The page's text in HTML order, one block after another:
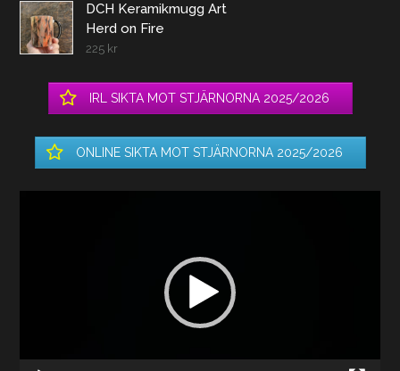
DCH Keramikmugg Art
Herd on Fire
225 kr
IRL SIKTA MOT STJÄRNORNA 2025/2026
ONLINE SIKTA MOT STJÄRNORNA 2025/2026